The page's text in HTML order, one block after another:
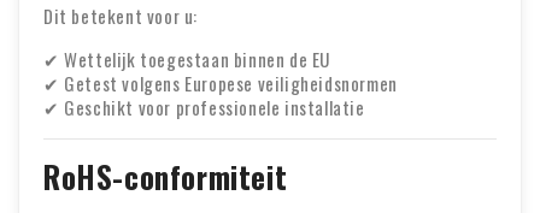
Dit betekent voor u:
✔ Wettelijk toegestaan binnen de EU
✔ Getest volgens Europese veiligheidsnormen
✔ Geschikt voor professionele installatie
RoHS-conformiteit